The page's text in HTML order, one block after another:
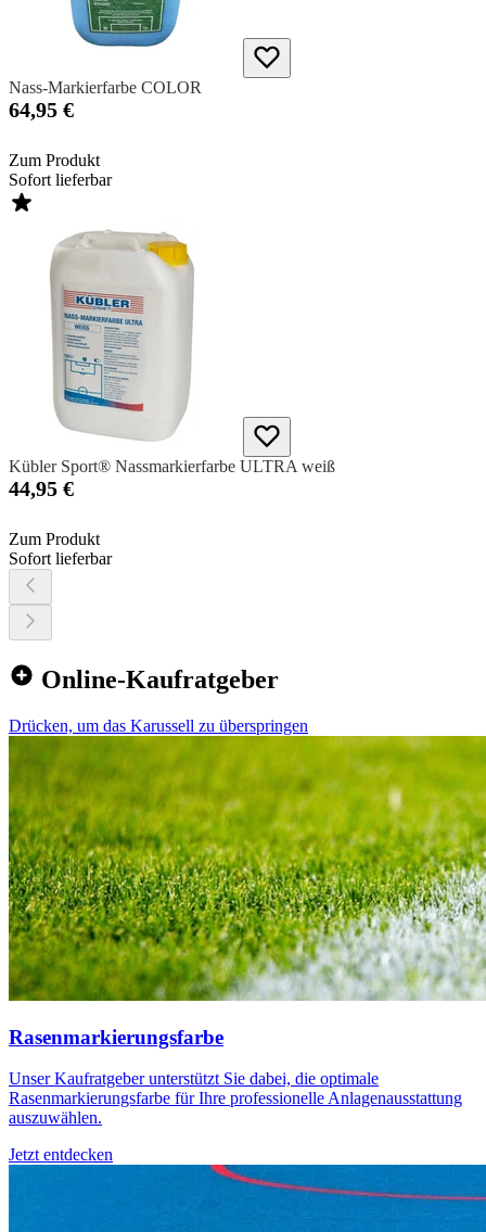
Nass-Markierfarbe COLOR
64,95 €
Zum Produkt
Sofort lieferbar
Kübler Sport® Nassmarkierfarbe ULTRA weiß
44,95 €
Zum Produkt
Sofort lieferbar
Online-Kaufratgeber
Drücken, um das Karussell zu überspringen
Rasenmarkierungsfarbe
Unser Kaufratgeber unterstützt Sie dabei, die optimale
Rasenmarkierungsfarbe für Ihre professionelle Anlagenausstattung
auszuwählen.
Jetzt entdecken